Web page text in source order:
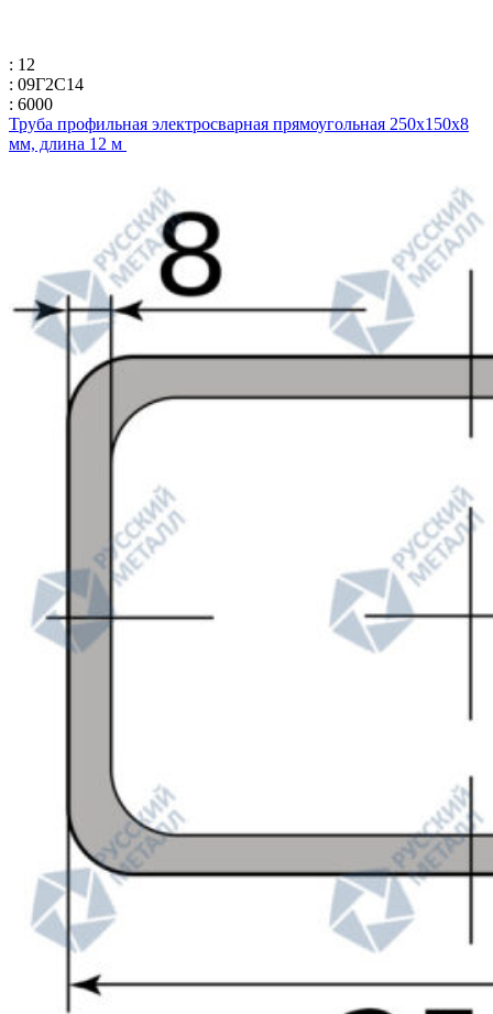
: 12
: 09Г2С14
: 6000
Труба профильная электросварная прямоугольная 250х150х8
мм, длина 12 м